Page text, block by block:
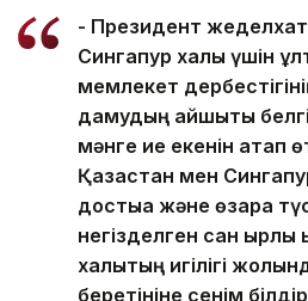
- Президент
Сингапур халқы үшін
мемлекет
дамудың айшықты
мәнге ие екенін атап
Қазақстан мен
достыққа және өзара
негізделген сан қырлы
халықтың игілігі
беретініне сенім